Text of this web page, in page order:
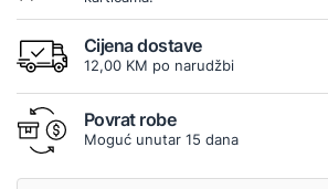
Cijena dostave
12,00 KM po narudžbi
Povrat robe
Moguć unutar 15 dana